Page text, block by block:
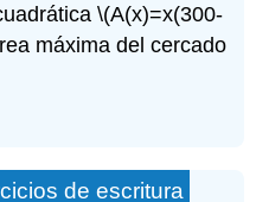
\(A(x)=x(300-
máxima del cercado
de escritura